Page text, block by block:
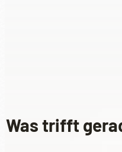
Was trifft